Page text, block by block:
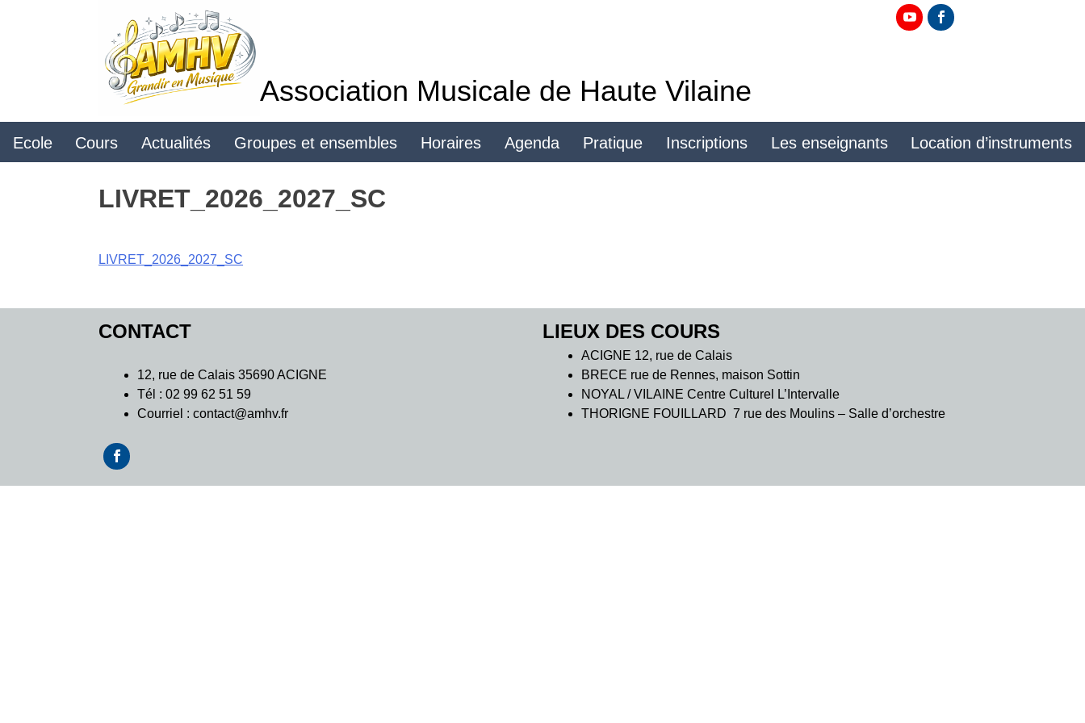
Association Musicale de Haute Vilaine
Ecole Cours Actualités Groupes et ensembles Horaires Agenda Pratique Inscriptions Les enseignants Location d’instruments
LIVRET_2026_2027_SC
LIVRET_2026_2027_SC
CONTACT
12, rue de Calais 35690 ACIGNE
Tél : 02 99 62 51 59
Courriel : contact@amhv.fr
LIEUX DES COURS
ACIGNE 12, rue de Calais
BRECE rue de Rennes, maison Sottin
NOYAL / VILAINE Centre Culturel L’Intervalle
THORIGNE FOUILLARD 7 rue des Moulins – Salle d’orchestre